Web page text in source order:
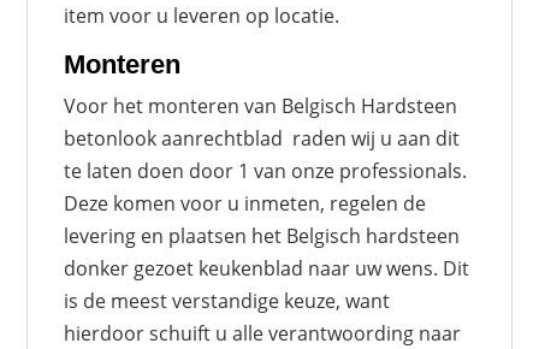
item voor u leveren op locatie.
Monteren
Voor het monteren van Belgisch Hardsteen
betonlook aanrechtblad raden wij u aan dit
te laten doen door 1 van onze professionals.
Deze komen voor u inmeten, regelen de
levering en plaatsen het Belgisch hardsteen
donker gezoet keukenblad naar uw wens. Dit
is de meest verstandige keuze, want
hierdoor schuift u alle verantwoording naar